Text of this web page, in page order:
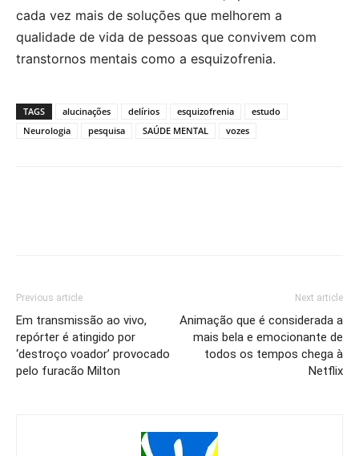
cada vez mais de soluções que melhorem a
qualidade de vida de pessoas que convivem com
transtornos mentais como a esquizofrenia.
TAGS alucinações delírios esquizofrenia
estudo
Neurologia
pesquisa SAÚDE MENTAL vozes
Previous article
Em transmissão ao vivo,
repórter é atingido por
‘destroço voador’ provocado
pelo furacão Milton
Next article
Animação que é considerada a
mais bela e emocionante de
todos os tempos chega à
Netflix